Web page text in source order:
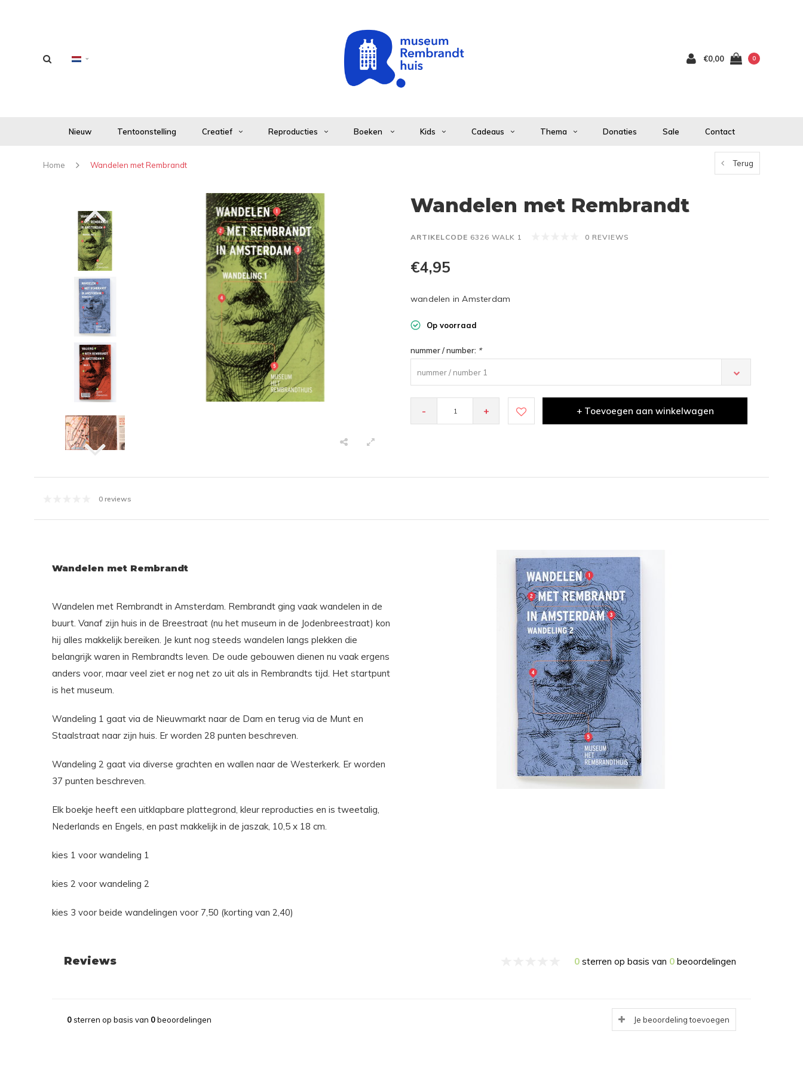
€0,00 0
Nieuw Tentoonstelling Creatief Reproducties Boeken Kids Cadeaus Thema Donaties Sale Contact
Home Wandelen met Rembrandt Terug
Wandelen met Rembrandt
ARTIKELCODE 6326 WALK 1 0 REVIEWS
€4,95
wandelen in Amsterdam
Op voorraad
nummer / number: *
nummer / number 1
- + + Toevoegen aan winkelwagen
0 reviews
Wandelen met Rembrandt
Wandelen met Rembrandt in Amsterdam. Rembrandt ging vaak wandelen in de
buurt. Vanaf zijn huis in de Breestraat (nu het museum in de Jodenbreestraat) kon
hij alles makkelijk bereiken. Je kunt nog steeds wandelen langs plekken die
belangrijk waren in Rembrandts leven. De oude gebouwen dienen nu vaak ergens
anders voor, maar veel ziet er nog net zo uit als in Rembrandts tijd. Het startpunt
is het museum.
Wandeling 1 gaat via de Nieuwmarkt naar de Dam en terug via de Munt en
Staalstraat naar zijn huis. Er worden 28 punten beschreven.
Wandeling 2 gaat via diverse grachten en wallen naar de Westerkerk. Er worden
37 punten beschreven.
Elk boekje heeft een uitklapbare plattegrond, kleur reproducties en is tweetalig,
Nederlands en Engels, en past makkelijk in de jaszak, 10,5 x 18 cm.
kies 1 voor wandeling 1
kies 2 voor wandeling 2
kies 3 voor beide wandelingen voor 7,50 (korting van 2,40)
Reviews 0 sterren op basis van 0 beoordelingen
0sterren op basis van 0beoordelingen Je beoordeling toevoegen